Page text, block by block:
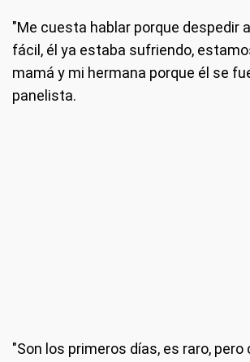
"Me cuesta hablar porque despedir
fácil, él ya estaba sufriendo,
mamá y mi hermana porque él se
panelista.
"Son los primeros días, es raro, pero